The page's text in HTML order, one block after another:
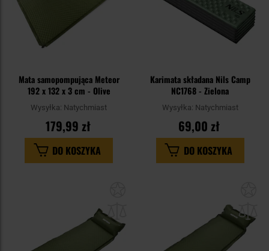
Mata samopompująca Meteor
192 x 132 x 3 cm - Olive
Wysyłka: Natychmiast
179,99 zł
DO KOSZYKA
Karimata składana Nils Camp
NC1768 - Zielona
Wysyłka: Natychmiast
69,00 zł
DO KOSZYKA